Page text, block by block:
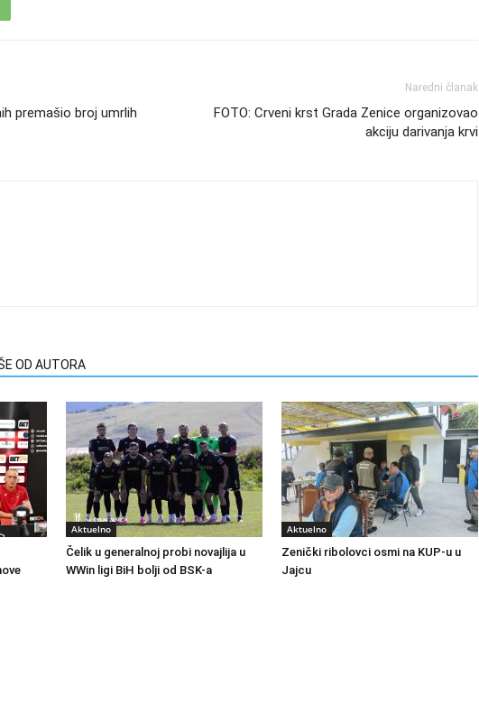
premašio broj umrlih
Naredni članak
FOTO: Crveni krst Grada Zenice organizovao
akciju darivanja krvi
OD AUTORA
Aktuelno
Čelik u generalnoj probi novajlija u
WWin ligi BiH bolji od BSK-a
Aktuelno
Zenički ribolovci osmi na KUP-u u
Jajcu